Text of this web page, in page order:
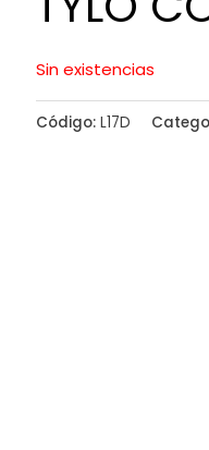
Sin existencias
Código: L17D